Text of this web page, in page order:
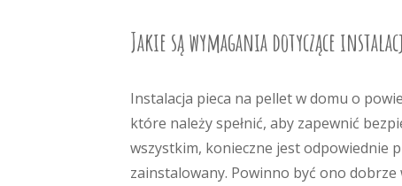
Jakie są wymagania dotyczące
Instalacja pieca na pellet w domu o
które należy spełnić, aby zapewnić
wszystkim, konieczne jest odpowiednie
zainstalowany. Powinno być ono